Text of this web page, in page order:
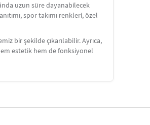
uzun süre dayanabilecek
spor takımı renkleri, özel
bir şekilde çıkarılabilir. Ayrıca,
estetik hem de fonksiyonel